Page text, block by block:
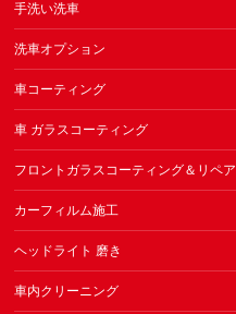
手洗い洗車
洗車オプション
車コーティング
車 ガラスコーティング
フロントガラスコーティング＆リペア
カーフィルム施工
ヘッドライト 磨き
車内クリーニング